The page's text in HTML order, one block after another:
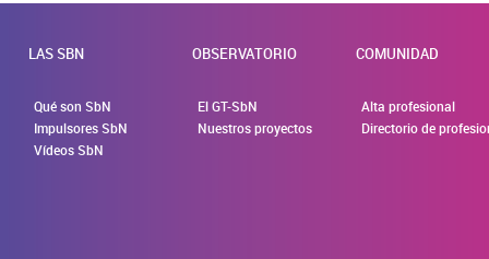
LAS SBN
Qué son SbN
Impulsores SbN
Vídeos SbN
OBSERVATORIO
El GT-SbN
Nuestros proyectos
COMUNIDAD
Alta profesional
Directorio de